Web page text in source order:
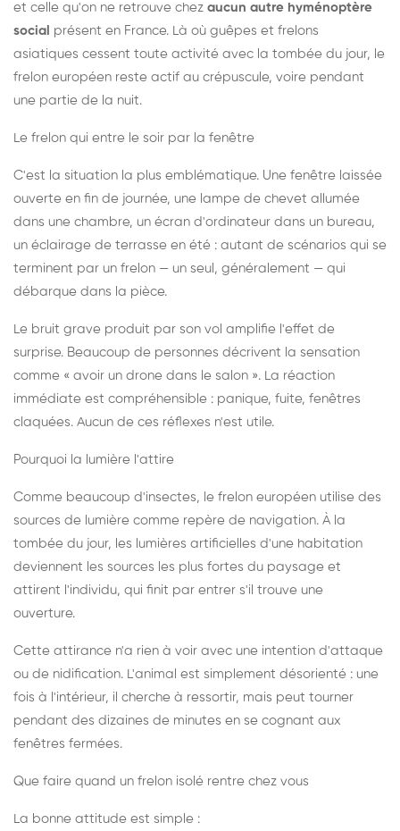
et celle qu'on ne retrouve chez aucun autre hyménoptère
social présent en France. Là où guêpes et frelons
asiatiques cessent toute activité avec la tombée du jour, le
frelon européen reste actif au crépuscule, voire pendant
une partie de la nuit.
Le frelon qui entre le soir par la fenêtre
C'est la situation la plus emblématique. Une fenêtre laissée
ouverte en fin de journée, une lampe de chevet allumée
dans une chambre, un écran d'ordinateur dans un bureau,
un éclairage de terrasse en été : autant de scénarios qui se
terminent par un frelon — un seul, généralement — qui
débarque dans la pièce.
Le bruit grave produit par son vol amplifie l'effet de
surprise. Beaucoup de personnes décrivent la sensation
comme « avoir un drone dans le salon ». La réaction
immédiate est compréhensible : panique, fuite, fenêtres
claquées. Aucun de ces réflexes n'est utile.
Pourquoi la lumière l'attire
Comme beaucoup d'insectes, le frelon européen utilise des
sources de lumière comme repère de navigation. À la
tombée du jour, les lumières artificielles d'une habitation
deviennent les sources les plus fortes du paysage et
attirent l'individu, qui finit par entrer s'il trouve une
ouverture.
Cette attirance n'a rien à voir avec une intention d'attaque
ou de nidification. L'animal est simplement désorienté : une
fois à l'intérieur, il cherche à ressortir, mais peut tourner
pendant des dizaines de minutes en se cognant aux
fenêtres fermées.
Que faire quand un frelon isolé rentre chez vous
La bonne attitude est simple :